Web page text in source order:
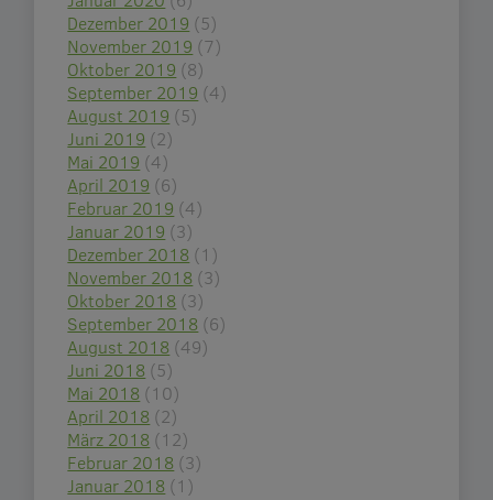
Dezember 2019 (5)
November 2019 (7)
Oktober 2019 (8)
September 2019 (4)
August 2019 (5)
Juni 2019 (2)
Mai 2019 (4)
April 2019 (6)
Februar 2019 (4)
Januar 2019 (3)
Dezember 2018 (1)
November 2018 (3)
Oktober 2018 (3)
September 2018 (6)
August 2018 (49)
Juni 2018 (5)
Mai 2018 (10)
April 2018 (2)
März 2018 (12)
Februar 2018 (3)
Januar 2018 (1)